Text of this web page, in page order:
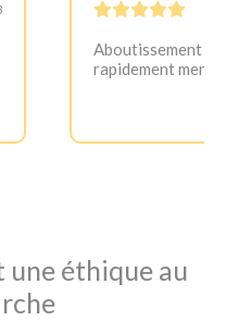
Aboutissement
rapidement mené.
une éthique au